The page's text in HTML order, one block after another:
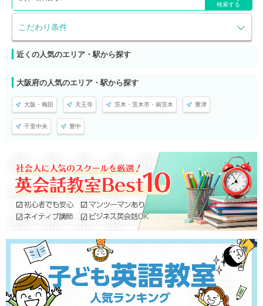
こだわり条件
検索する
近くの人気のエリア・駅から探す
大阪府の人気のエリア・駅から探す
大阪・梅田 天王寺 茨木・茨木市・南茨木 豊津
千里中央 豊中